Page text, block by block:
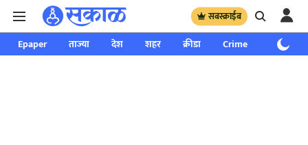
सबस्क्राईब
Epaper ताज्या देश शहर क्रीडा Crime साप्ताहिक